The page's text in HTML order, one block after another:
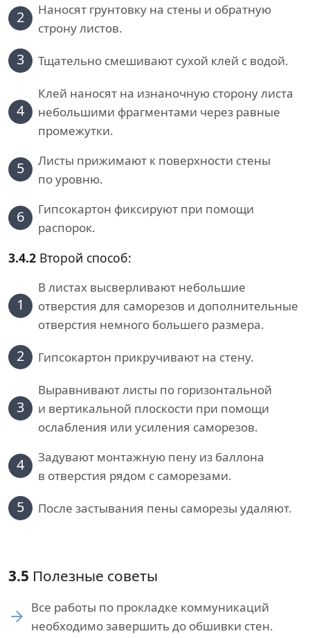
2
Наносят грунтовку на стены и обратную
строну листов.
3 Тщательно смешивают сухой клей с водой.
4
Клей наносят на изнаночную сторону листа
небольшими фрагментами через равные
промежутки.
5
Листы прижимают к поверхности стены
по уровню.
6
Гипсокартон фиксируют при помощи
распорок.
3.4.2 Второй способ:
1
В листах высверливают небольшие
отверстия для саморезов и дополнительные
отверстия немного большего размера.
2 Гипсокартон прикручивают на стену.
3
Выравнивают листы по горизонтальной
и вертикальной плоскости при помощи
ослабления или усиления саморезов.
4
Задувают монтажную пену из баллона
в отверстия рядом с саморезами.
5 После застывания пены саморезы удаляют.
3.5 Полезные советы
Все работы по прокладке коммуникаций
необходимо завершить до обшивки стен.